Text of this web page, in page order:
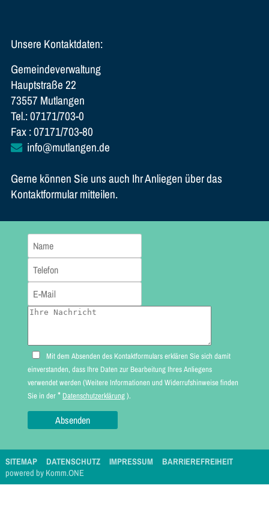
Unsere Kontaktdaten:
Gemeindeverwaltung
Hauptstraße 22
73557 Mutlangen
Tel.: 07171/703-0
Fax : 07171/703-80
info@mutlangen.de
Gerne können Sie uns auch Ihr Anliegen über das
Kontaktformular mitteilen.
Mit dem Absenden des Kontaktformulars erklären Sie sich damit
einverstanden, dass Ihre Daten zur Bearbeitung Ihres Anliegens
verwendet werden (Weitere Informationen und Widerrufshinweise finden
Sie in der* Datenschutzerklärung).
SITEMAP DATENSCHUTZ IMPRESSUM
BARRIEREFREIHEIT
powered by Komm.ONE